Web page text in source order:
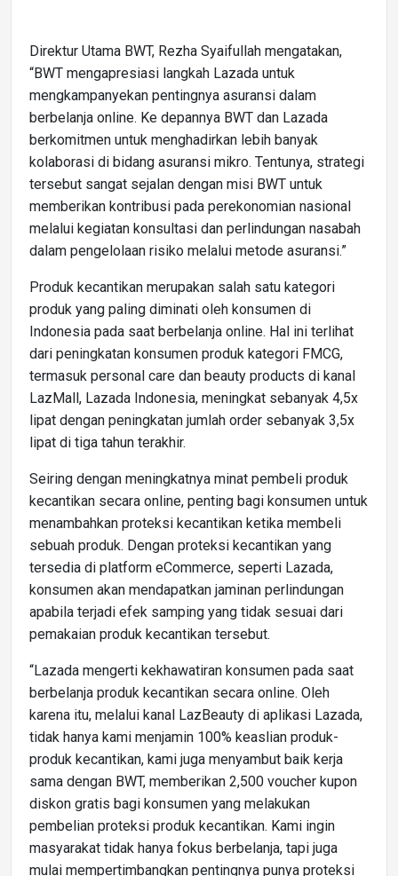
Direktur Utama BWT, Rezha Syaifullah mengatakan,
“BWT mengapresiasi langkah Lazada untuk
mengkampanyekan pentingnya asuransi dalam
berbelanja online. Ke depannya BWT dan Lazada
berkomitmen untuk menghadirkan lebih banyak
kolaborasi di bidang asuransi mikro. Tentunya, strategi
tersebut sangat sejalan dengan misi BWT untuk
memberikan kontribusi pada perekonomian nasional
melalui kegiatan konsultasi dan perlindungan nasabah
dalam pengelolaan risiko melalui metode asuransi.”
Produk kecantikan merupakan salah satu kategori
produk yang paling diminati oleh konsumen di
Indonesia pada saat berbelanja online. Hal ini terlihat
dari peningkatan konsumen produk kategori FMCG,
termasuk personal care dan beauty products di kanal
LazMall, Lazada Indonesia, meningkat sebanyak 4,5x
lipat dengan peningkatan jumlah order sebanyak 3,5x
lipat di tiga tahun terakhir.
Seiring dengan meningkatnya minat pembeli produk
kecantikan secara online, penting bagi konsumen untuk
menambahkan proteksi kecantikan ketika membeli
sebuah produk. Dengan proteksi kecantikan yang
tersedia di platform eCommerce, seperti Lazada,
konsumen akan mendapatkan jaminan perlindungan
apabila terjadi efek samping yang tidak sesuai dari
pemakaian produk kecantikan tersebut.
“Lazada mengerti kekhawatiran konsumen pada saat
berbelanja produk kecantikan secara online. Oleh
karena itu, melalui kanal LazBeauty di aplikasi Lazada,
tidak hanya kami menjamin 100% keaslian produk-
produk kecantikan, kami juga menyambut baik kerja
sama dengan BWT, memberikan 2,500 voucher kupon
diskon gratis bagi konsumen yang melakukan
pembelian proteksi produk kecantikan. Kami ingin
masyarakat tidak hanya fokus berbelanja, tapi juga
mulai mempertimbangkan pentingnya punya proteksi